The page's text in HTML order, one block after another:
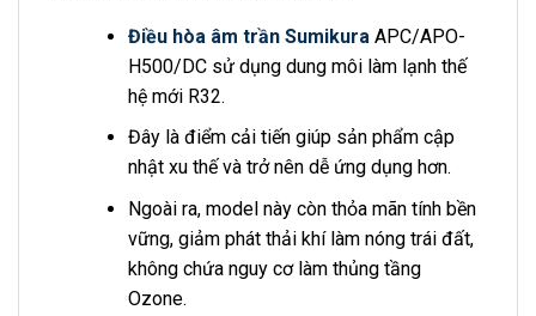
Điều hòa âm trần SumikuraAPC/APO-
H500/DC sử dụng dung môi làm lạnh thế
hệ mới R32.
Đây là điểm cải tiến giúp sản phẩm cập
nhật xu thế và trở nên dễ ứng dụng hơn.
Ngoài ra, model này còn thỏa mãn tính bền
vững, giảm phát thải khí làm nóng trái đất,
không chứa nguy cơ làm thủng tầng
Ozone.